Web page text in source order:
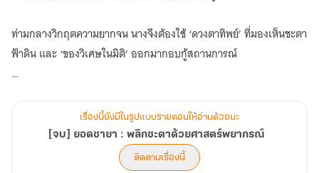
ท่ามกลางวิกฤตความยากจน นางจึงต้องใช้ ‘ดวงตาทิพย์’ ที่มองเห็นชะตา
ฟ้าดิน และ ‘ของวิเศษในมิติ’ ออกมากอบกู้สถานการณ์
เปลี่ยนสามีขาพิการ ให้กลับคืนสู่ตำแหน่งอ๋องผู้เกรียงไกร!
เรื่องนี้ยังมีในรูปแบบรายตอนให้อ่านด้วยนะ
[จบ] ยอดชายา : พลิกชะตาด้วยศาสตร์พยากรณ์
ติดตามเรื่องนี้